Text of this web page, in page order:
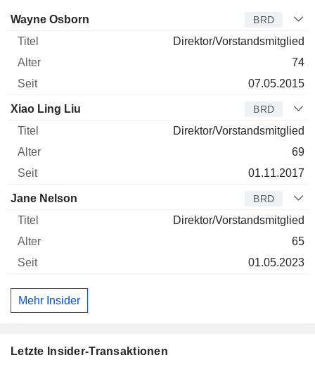
Verwaltungsratsmitglied
Wayne Osborn BRD
Direktor/Vorstandsmitglied
74
07.05.2015
Xiao Ling Liu BRD
Direktor/Vorstandsmitglied
69
01.11.2017
Jane Nelson BRD
Direktor/Vorstandsmitglied
65
01.05.2023
Mehr Insider
Letzte Insider-Transaktionen